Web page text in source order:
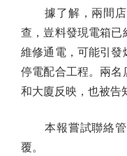
據了解，兩間店
查，豈料發現電箱已
維修通電，可能引發
停電配合工程。兩名
和大廈反映，也被告
本報嘗試聯絡管
覆。